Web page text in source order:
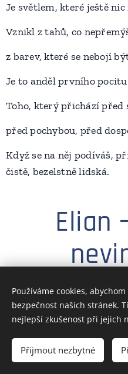
Je světlem, které ještě nic
Vznikl z tahů, co
z barev, které se nebojí
Je to anděl prvního
Toho, který přichází před
před pochybou, před
Když se na něj podíváš,
čistě, bezelstně lidská.
Elian
Akryl na kartonu se
Určeno
Používáme cookies,
bezpečnost našich stránek.
nejlepší zkušenost při jejich
Přijmout nezbytné